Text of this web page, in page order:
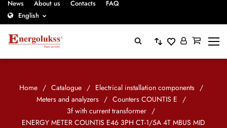
News About us Contacts
FAQ
English
Home / Catalogue / Electrical installation components /
Meters and analyzers / Counters COUNTIS E /
3f with current transformer /
ENERGY METER COUNTIS E46 3PH CT-1/5A 4T MBUS MID